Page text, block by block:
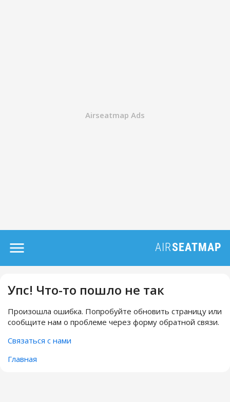
Упс! Что-то пошло не так
Произошла ошибка. Попробуйте обновить страницу или
сообщите нам о проблеме через форму обратной связи.
Связаться с нами
Главная